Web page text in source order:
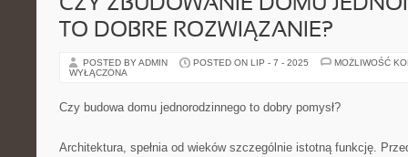
CZY ZBUDOWANIE DOMU
TO DOBRE ROZWIĄZANIE?
POSTED BY ADMIN POSTED ON LIP - 7 - 2025
MOŻLIWOŚĆ
WYŁĄCZONA
Czy budowa domu jednorodzinnego to dobry pomysł?
Architektura, spełnia od wieków szczególnie istotną funkcję.